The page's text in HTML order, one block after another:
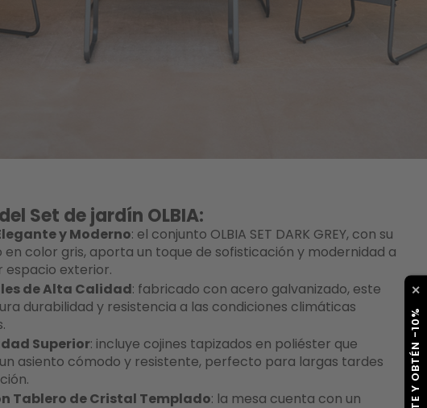
Set de jardín OLBIA:
y Moderno: el conjunto OLBIA SET DARK GREY, con su
en color gris, aporta un toque de sofisticación y modernidad a
espacio exterior.
de Alta Calidad: fabricado con acero galvanizado, este
durabilidad y resistencia a las condiciones climáticas
Superior: incluye cojines tapizados en poliéster que
asiento cómodo y resistente, perfecto para largas tardes
Tablero de Cristal Templado: la mesa cuenta con un
✕